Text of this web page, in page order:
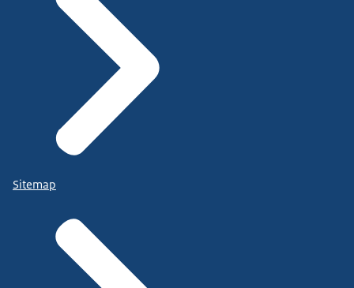
Sitemap